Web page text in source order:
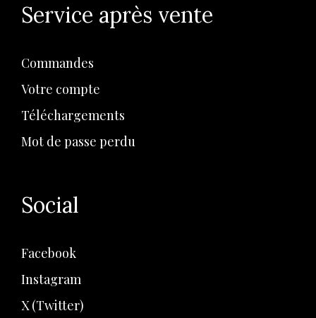
Service après vente
Commandes
Votre compte
Téléchargements
Mot de passe perdu
Social
Facebook
Instagram
X (Twitter)